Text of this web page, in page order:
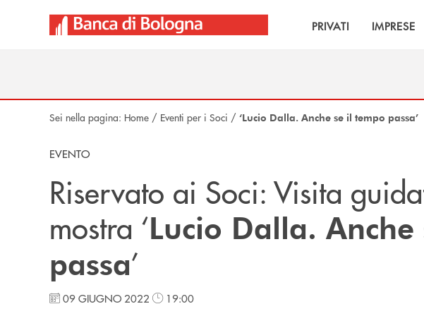
PRIVATI IMPRESE
Sei nella pagina: Home / Eventi per i Soci / ‘Lucio Dalla. Anche se il tempo passa’
EVENTO
Riservato ai Soci: Visita
mostra ‘Lucio Dalla.
passa’
09 GIUGNO 2022 19:00